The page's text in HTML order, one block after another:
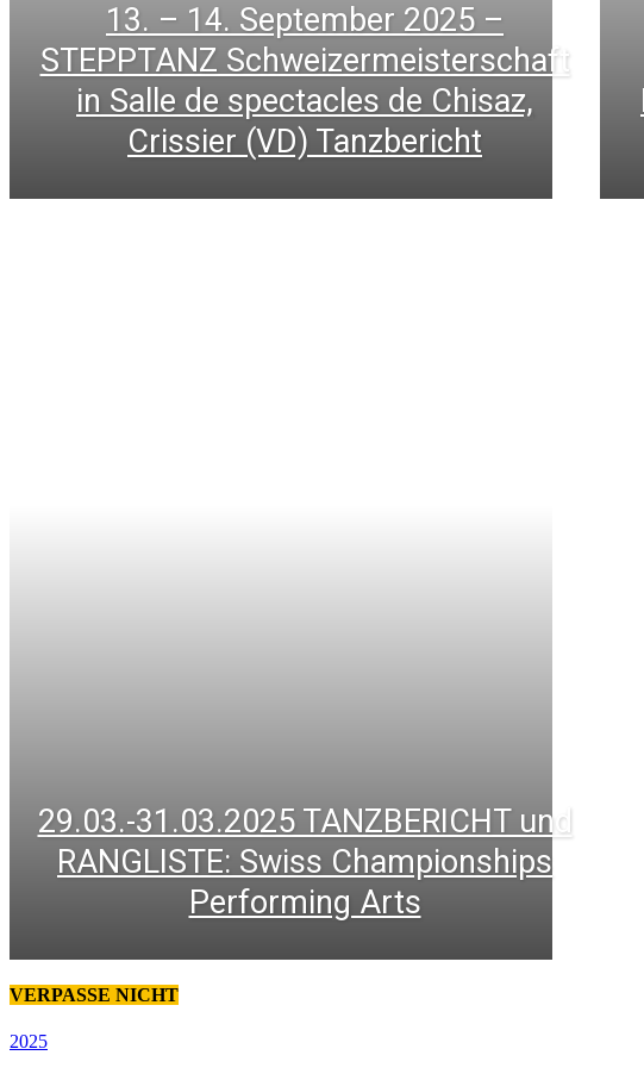
13. – 14. September 2025 –
STEPPTANZ Schweizermeisterschaft
in Salle de spectacles de Chisaz,
Crissier (VD) Tanzbericht
29.03.-31.03.2025 TANZBERICHT und
RANGLISTE: Swiss Championships
Performing Arts
VERPASSE NICHT
2025